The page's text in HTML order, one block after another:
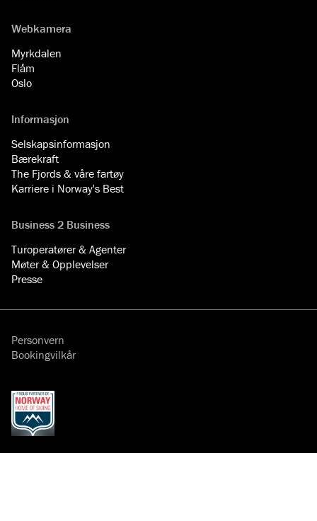
Webkamera
Myrkdalen
Flåm
Oslo
Informasjon
Selskapsinformasjon
Bærekraft
The Fjords & våre fartøy
Karriere i Norway's Best
Business 2 Business
Turoperatører & Agenter
Møter & Opplevelser
Presse
Personvern
Bookingvilkår